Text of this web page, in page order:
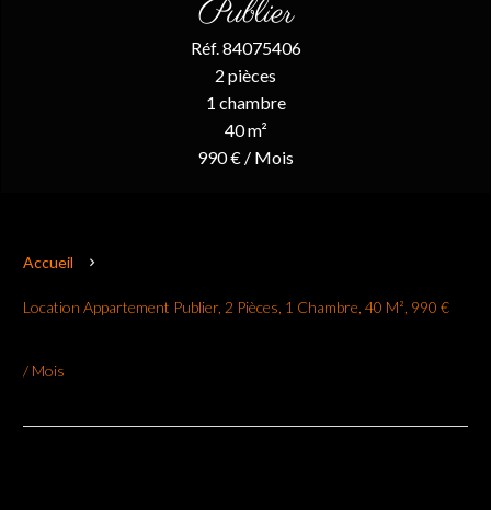
Publier
Réf. 84075406
2 pièces
1 chambre
40 m²
990 € / Mois
Accueil
Location Appartement Publier, 2 Pièces, 1 Chambre, 40 M², 990 €
/ Mois